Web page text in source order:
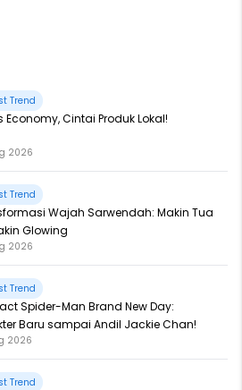
Trend
Economy, Cintai Produk Lokal!
2026
Trend
Wajah Sarwendah: Makin Tua
Glowing
2026
Trend
New Day:
Baru sampai Andil Jackie Chan!
2026
Trend